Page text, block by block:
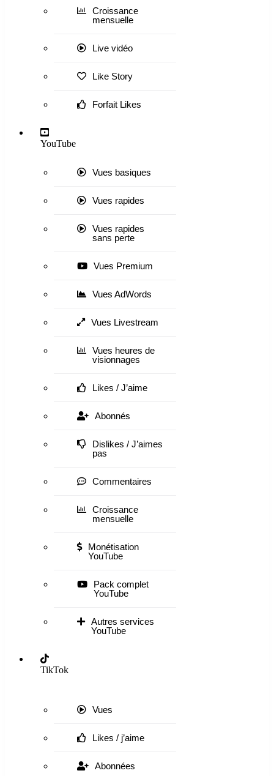
Croissance
mensuelle
Live vidéo
Like Story
Forfait Likes
YouTube
Vues basiques
Vues rapides
Vues rapides
sans perte
Vues Premium
Vues AdWords
Vues Livestream
Vues heures de
visionnages
Likes / J’aime
Abonnés
Dislikes / J’aimes
pas
Commentaires
Croissance
mensuelle
Monétisation
YouTube
Pack complet
YouTube
Autres services
YouTube
TikTok
Vues
Likes / j’aime
Abonnées